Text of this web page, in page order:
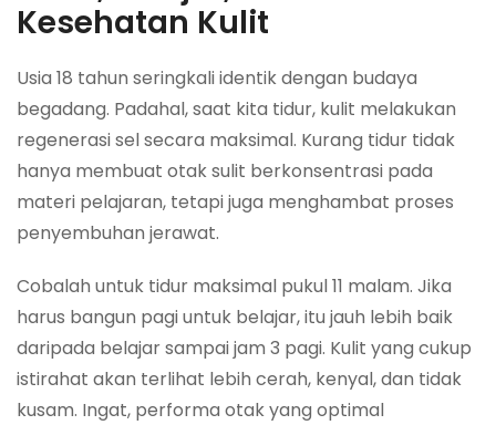
Kesehatan Kulit
Usia 18 tahun seringkali identik dengan budaya
begadang. Padahal, saat kita tidur, kulit melakukan
regenerasi sel secara maksimal. Kurang tidur tidak
hanya membuat otak sulit berkonsentrasi pada
materi pelajaran, tetapi juga menghambat proses
penyembuhan jerawat.
Cobalah untuk tidur maksimal pukul 11 malam. Jika
harus bangun pagi untuk belajar, itu jauh lebih baik
daripada belajar sampai jam 3 pagi. Kulit yang cukup
istirahat akan terlihat lebih cerah, kenyal, dan tidak
kusam. Ingat, performa otak yang optimal